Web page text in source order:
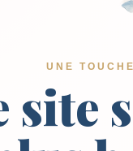
UNE
site